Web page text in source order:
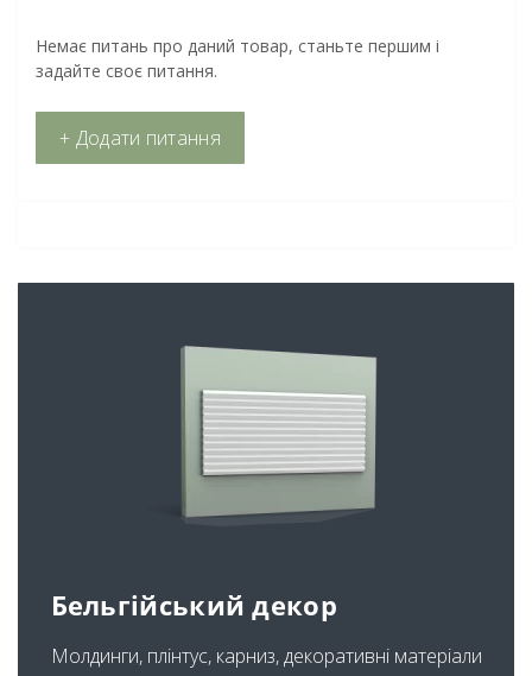
Немає питань про даний товар, станьте першим і
задайте своє питання.
+ Додати питання
Бельгійський декор
Молдинги, плінтус, карниз, декоративні матеріали